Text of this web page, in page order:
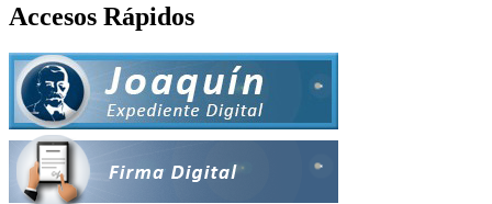
Accesos Rápidos